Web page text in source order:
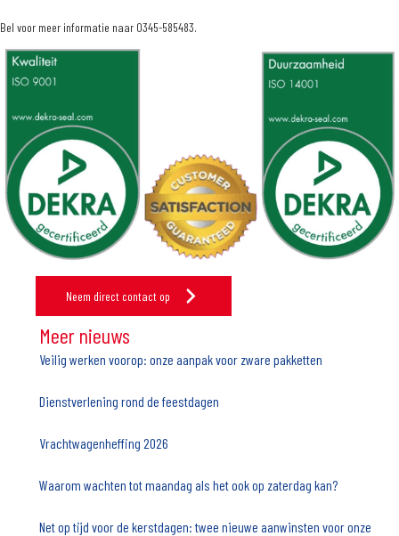
Bel voor meer informatie naar 0345-585483.
Neem direct contact op
Meer nieuws
Veilig werken voorop: onze aanpak voor zware pakketten
Dienstverlening rond de feestdagen
Vrachtwagenheffing 2026
Waarom wachten tot maandag als het ook op zaterdag kan?
Net op tijd voor de kerstdagen: twee nieuwe aanwinsten voor onze